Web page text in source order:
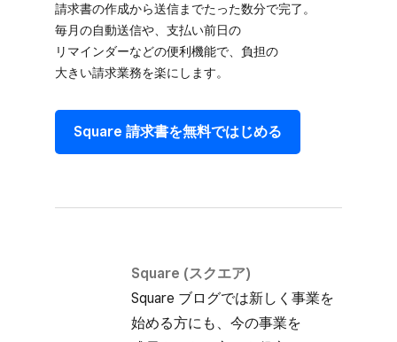
請求書の​作成から​送信まで​たった​数分で​完了。​
毎月の​自動送信や、​支払い​前日の​
リマインダーなどの​便利機能で、​負担の​
大きい請求業務を​楽にします。
Square 請求書を​無料で​はじめる
Square (スクエア)
Square ブログでは​新しく​事業を​
始める方にも、​今の​事業を​